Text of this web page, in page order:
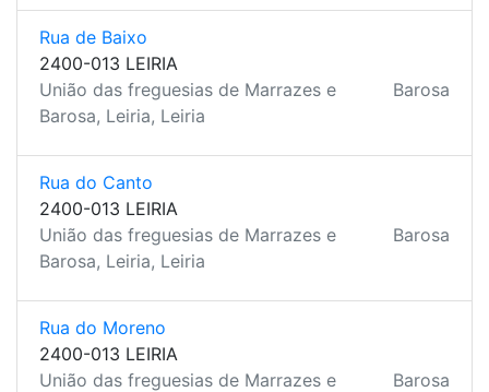
Rua de Baixo
2400-013 LEIRIA
União das freguesias de Marrazes e
Barosa, Leiria, Leiria
Barosa
Rua do Canto
2400-013 LEIRIA
União das freguesias de Marrazes e
Barosa, Leiria, Leiria
Barosa
Rua do Moreno
2400-013 LEIRIA
União das freguesias de Marrazes e
Barosa